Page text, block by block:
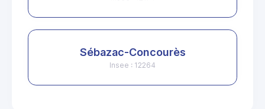
Sébazac-Concourès
Insee : 12264